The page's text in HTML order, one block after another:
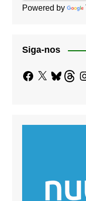
Powered by
Siga-nos
Facebook
X Bluesky